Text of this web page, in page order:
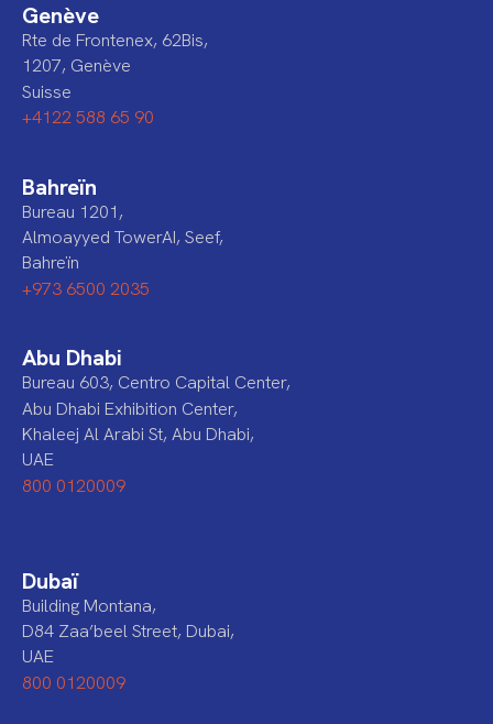
Genève
Rte de Frontenex, 62Bis,
1207, Genève
Suisse
+4122 588 65 90
Bahreïn
Bureau 1201,
Almoayyed TowerAI, Seef,
Bahreïn
+973 6500 2035
Abu Dhabi
Bureau 603, Centro Capital Center,
Abu Dhabi Exhibition Center,
Khaleej Al Arabi St, Abu Dhabi,
UAE
800 0120009
Dubaï
Building Montana,
D84 Zaa’beel Street, Dubai,
UAE
800 0120009